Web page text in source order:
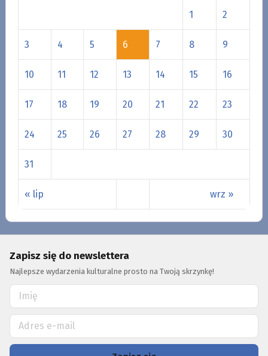
« lip wrz »
1 2
3 4 5 6 7 8 9
10 11 12 13 14 15 16
17 18 19 20 21 22 23
24 25 26 27 28 29 30
31
Zapisz się do newslettera
Najlepsze wydarzenia kulturalne prosto na Twoją skrzynkę!